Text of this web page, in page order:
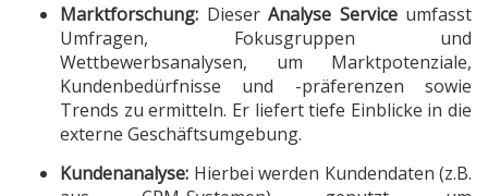
Marktforschung: Dieser Analyse Serviceumfasst
Umfragen, Fokusgruppen und
Wettbewerbsanalysen, um Marktpotenziale,
Kundenbedürfnisse und -präferenzen sowie
Trends zu ermitteln. Er liefert tiefe Einblicke in die
externe Geschäftsumgebung.
Kundenanalyse: Hierbei werden Kundendaten (z.B.